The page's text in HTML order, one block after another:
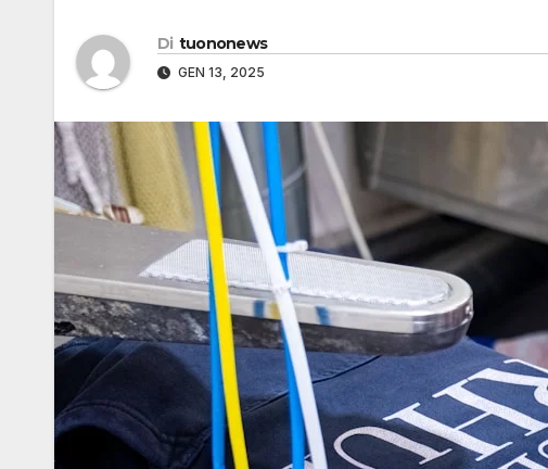
Di tuononews
GEN 13, 2025